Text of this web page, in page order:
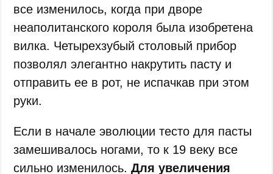
все изменилось, когда при дворе
неаполитанского короля была изобретена
вилка. Четырехзубый столовый прибор
позволял элегантно накрутить пасту и
отправить ее в рот, не испачкав при этом
руки.
Если в начале эволюции тесто для пасты
замешивалось ногами, то к 19 веку все
сильно изменилось.Для увеличения